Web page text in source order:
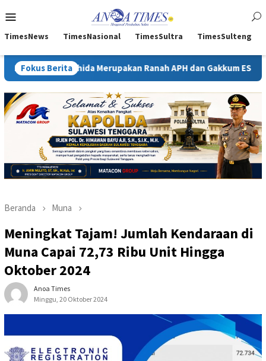
ke
Mobile
TimesNews TimesNasional TimesSultra TimesSulteng
Fokus Berita
Merupakan Ranah APH dan Gakkum ESDM Kejati
Beranda Muna
Meningkat Tajam! Jumlah Kendaraan di
Muna Capai 72,73 Ribu Unit Hingga
Oktober 2024
Anoa Times
Minggu, 20 Oktober 2024